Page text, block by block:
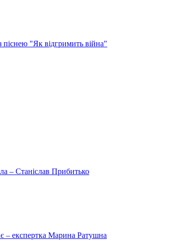
піснею "Як відгримить війна"
– Станіслав Прибитько
– експертка Марина Ратушна